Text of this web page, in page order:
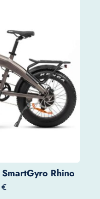
Rhino
€